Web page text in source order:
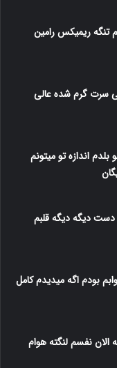
تنگه ریمیکس رامین
سرت گرم شده عالی
اندازه تو میتونم
دست دیگه دیگه قلبم
بودم اگه میدیدم کامل
الان نفسم لنگته هوام